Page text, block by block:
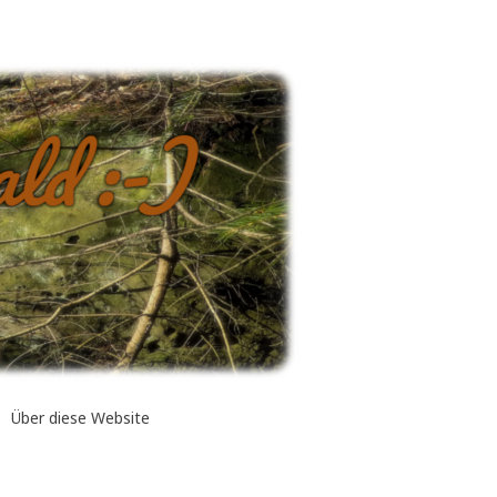
Über diese Website